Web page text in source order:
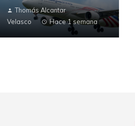
Thomás Alcantar
Velasco
Hace 1 semana